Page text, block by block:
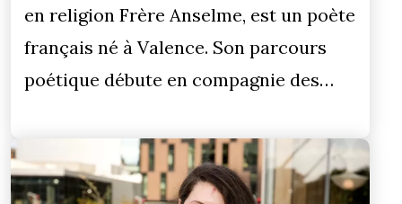
en religion Frère Anselme, est un poète
français né à Valence. Son parcours
poétique débute en compagnie des…